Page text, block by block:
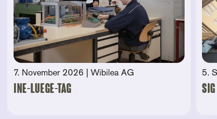
7. November 2026 | Wibilea AG
Ine-Luege-Tag
5.